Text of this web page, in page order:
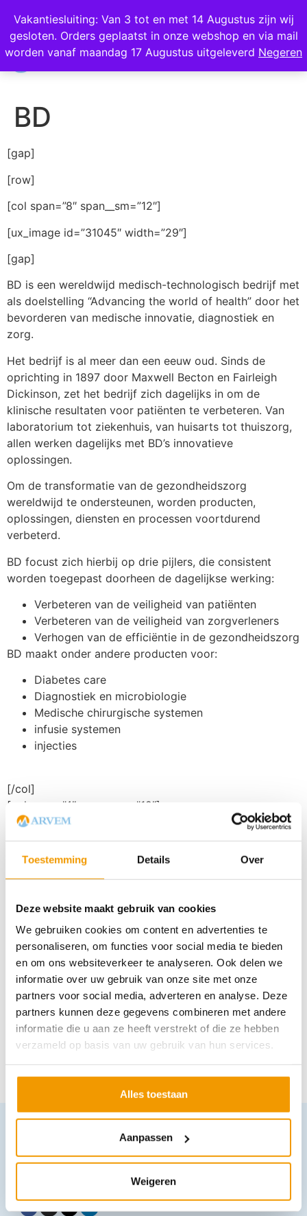
Toestemming Details Over
Deze website maakt gebruik van cookies
We gebruiken cookies om content en advertenties te
personaliseren, om functies voor social media te bieden
en om ons websiteverkeer te analyseren. Ook delen we
informatie over uw gebruik van onze site met onze
partners voor social media, adverteren en analyse. Deze
partners kunnen deze gegevens combineren met andere
informatie die u aan ze heeft verstrekt of die ze hebben
verzameld op basis van uw gebruik van hun services.
Alles toestaan
Aanpassen
Weigeren
Vakantiesluiting: Van 3 tot en met 14 Augustus zijn wij
gesloten. Orders geplaatst in onze webshop en via mail
worden vanaf maandag 17 Augustus uitgeleverd Negeren
Wij scoren een 4,8 op Google
0
BD
[gap]
[row]
[col span=”8″ span__sm=”12″]
[ux_image id=”31045″ width=”29″]
[gap]
BD is een wereldwijd medisch-technologisch bedrijf met
als doelstelling “Advancing the world of health” door het
bevorderen van medische innovatie, diagnostiek en
zorg. ​
Het bedrijf is al meer dan een eeuw oud. Sinds de
oprichting in 1897 door Maxwell Becton en Fairleigh
Dickinson, zet het bedrijf zich dagelijks in om de
klinische resultaten voor patiënten te verbeteren. Van
laboratorium tot ziekenhuis, van huisarts tot thuiszorg,
allen werken dagelijks met BD’s innovatieve
oplossingen. ​
Om de transformatie van de gezondheidszorg
wereldwijd te ondersteunen, worden producten,
oplossingen, diensten en processen voortdurend
verbeterd. ​
BD focust zich hierbij op drie pijlers, die consistent
worden toegepast doorheen de dagelijkse werking:​
Verbeteren van de veiligheid van patiënten​
Verbeteren van de veiligheid van zorgverleners​
Verhogen van de efficiëntie in de gezondheidszorg​
BD maakt onder andere producten voor:
Diabetes care
Diagnostiek en microbiologie
Medische chirurgische systemen
infusie systemen
injecties
[/col]
[col span=”4″ span__sm=”12″]
[gap]
[gap]
[gap]
[gap]
[gap]
[gap]
[gap]
[ux_image id=”31070″ width=”70″]
[/col]
[/row]